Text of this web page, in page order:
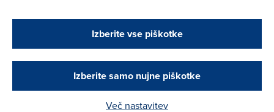
Zapri
Podarjamo vam 10 €!
Obstoječi in novi AMZS člani, ki boste v AMZS
opravili registracijo vozila, boste prejeli
vrednostno darilno kartico z dobroimetjem v višini
Kako do darila?
Pravno obvestilo
Pri spletni včlanitvi so podprta naslednja plačilna sredstva:
Izberite vse piškotke
Izberite samo nujne piškotke
Več nastavitev